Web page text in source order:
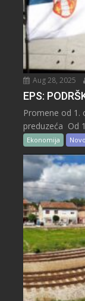
Aug 28, 2025
EPS:
Promene od 1.
preduzeća Od
Ekonomija